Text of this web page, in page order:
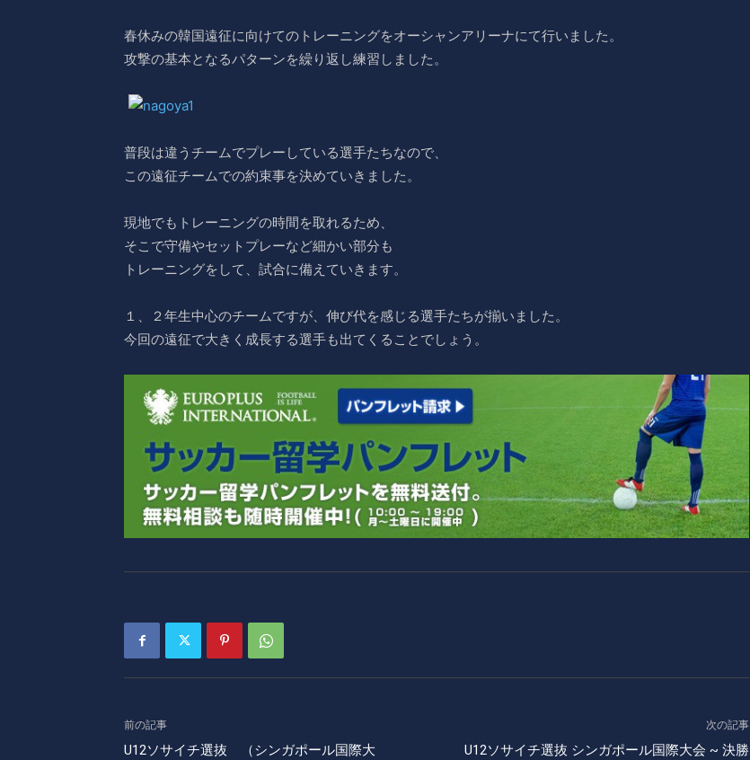
春休みの韓国遠征に向けてのトレーニングをオーシャンアリーナにて行いました。
攻撃の基本となるパターンを繰り返し練習しました。
普段は違うチームでプレーしている選手たちなので、
この遠征チームでの約束事を決めていきました。
現地でもトレーニングの時間を取れるため、
そこで守備やセットプレーなど細かい部分も
トレーニングをして、試合に備えていきます。
１、２年生中心のチームですが、伸び代を感じる選手たちが揃いました。
今回の遠征で大きく成長する選手も出てくることでしょう。
前の記事
U12ソサイチ選抜 （シンガポール国際大
次の記事
U12ソサイチ選抜 シンガポール国際大会 ~ 決勝